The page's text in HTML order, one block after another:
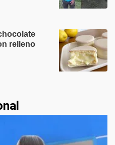
relleno